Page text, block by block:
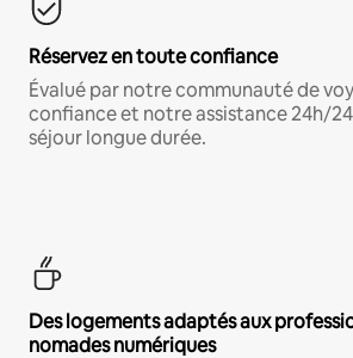
Réservez en toute confiance
Évalué par notre communauté de
confiance et notre assistance 24h/
séjour longue durée.
Des logements adaptés aux
nomades numériques